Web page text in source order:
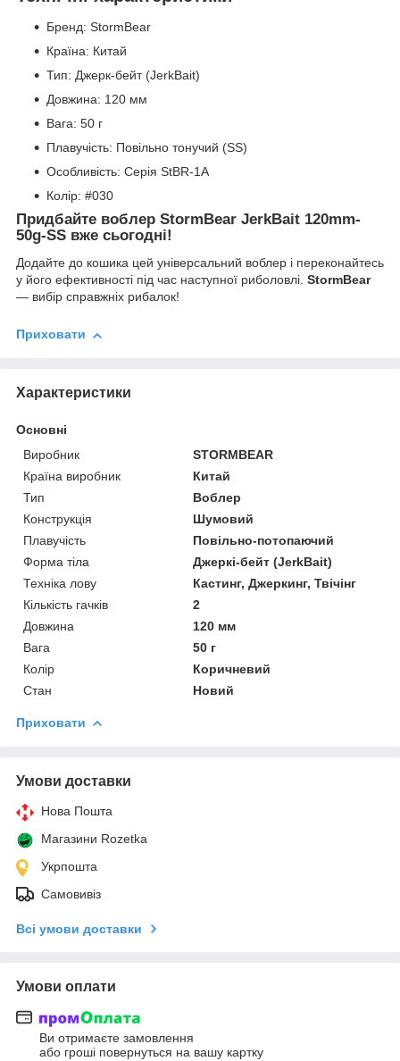
Бренд: StormBear
Країна: Китай
Тип: Джерк-бейт (JerkBait)
Довжина: 120 мм
Вага: 50 г
Плавучість: Повільно тонучий (SS)
Особливість: Серія StBR-1A
Колір: #030
Придбайте воблер StormBear JerkBait 120mm-
50g-SS вже сьогодні!
Додайте до кошика цей універсальний воблер і переконайтесь
у його ефективності під час наступної риболовлі. StormBear
— вибір справжніх рибалок!
Приховати
Характеристики
Основні
Виробник
STORMBEAR
Країна виробник
Китай
Тип
Воблер
Конструкція
Шумовий
Плавучість
Повільно-потопаючий
Форма тіла
Джеркі-бейт (JerkBait)
Техніка лову
Кастинг, Джеркинг, Твічінг
Кількість гачків
2
Довжина
120 мм
Вага
50 г
Колір
Коричневий
Стан
Новий
Приховати
Умови доставки
Нова Пошта
Магазини Rozetka
Укрпошта
Самовивіз
Всі умови доставки
Умови оплати
Ви отримаєте замовлення
або гроші повернуться на вашу картку